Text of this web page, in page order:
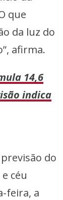
que
da luz do
afirma.
14,6
indica
do
céu
feira, a